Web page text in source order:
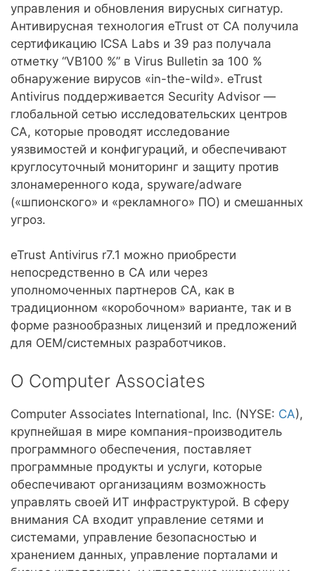
управления и обновления вирусных сигнатур.
Антивирусная технология eTrust от CA получила
сертификацию ICSA Labs и 39 раз получала
отметку “VB100 %” в Virus Bulletin за 100 %
обнаружение вирусов «in-the-wild». eTrust
Antivirus поддерживается Security Advisor —
глобальной сетью исследовательских центров
CA, которые проводят исследование
уязвимостей и конфигураций, и обеспечивают
круглосуточный мониторинг и защиту против
злонамеренного кода, spyware/adware
(«шпионского» и «рекламного» ПО) и смешанных
угроз.
eTrust Antivirus r7.1 можно приобрести
непосредственно в CA или через
уполномоченных партнеров CA, как в
традиционном «коробочном» варианте, так и в
форме разнообразных лицензий и предложений
для OEM/системных разработчиков.
O Computer Associates
Computer Associates International, Inc. (NYSE: CA),
крупнейшая в мире компания-производитель
программного обеспечения, поставляет
программные продукты и услуги, которые
обеспечивают организациям возможность
управлять своей ИТ инфраструктурой. В сферу
внимания CA входит управление сетями и
системами, управление безопасностью и
хранением данных, управление порталами и